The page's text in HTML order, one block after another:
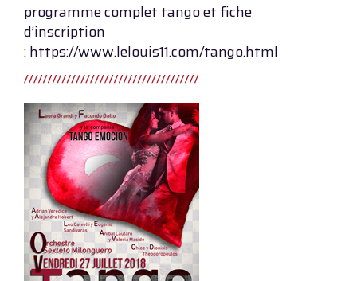
programme complet tango et fiche
d’inscription
: https://www.lelouis11.com/tango.html